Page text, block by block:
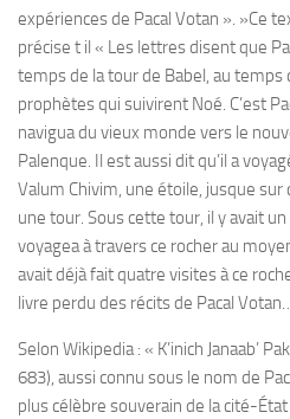
expériences de Pacal Votan ». »Ce
précise t il « Les lettres disent que
temps de la tour de Babel, au temps
prophètes qui suivirent Noé. C’est
navigua du vieux monde vers le
Palenque. Il est aussi dit qu’il a
Valum Chivim, une étoile, jusque
une tour. Sous cette tour, il y avait
voyagea à travers ce rocher au
avait déjà fait quatre visites à ce
livre perdu des récits de Pacal
Selon Wikipedia : « K’inich Janaab’
683), aussi connu sous le nom de
plus célèbre souverain de la cité-